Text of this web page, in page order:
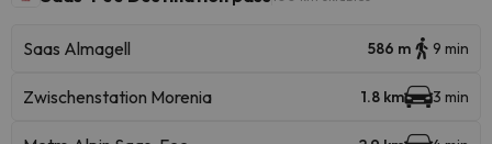
Saas Almagell 586 m 9 min
Zwischenstation Morenia 1.8 km 3 min